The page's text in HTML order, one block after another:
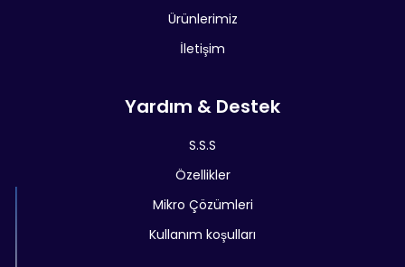
Ürünlerimiz
İletişim
Yardım & Destek
S.S.S
Özellikler
Mikro Çözümleri
Kullanım koşulları